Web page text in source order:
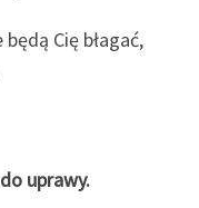
Cię błagać,
uprawy.